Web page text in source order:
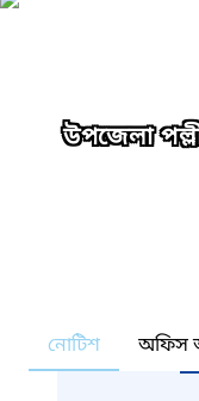
উপজেলা
নোটিশ অফিস